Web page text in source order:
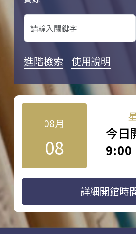
進階檢索 使用說明
08月
08
今日
9:00
詳細開館時